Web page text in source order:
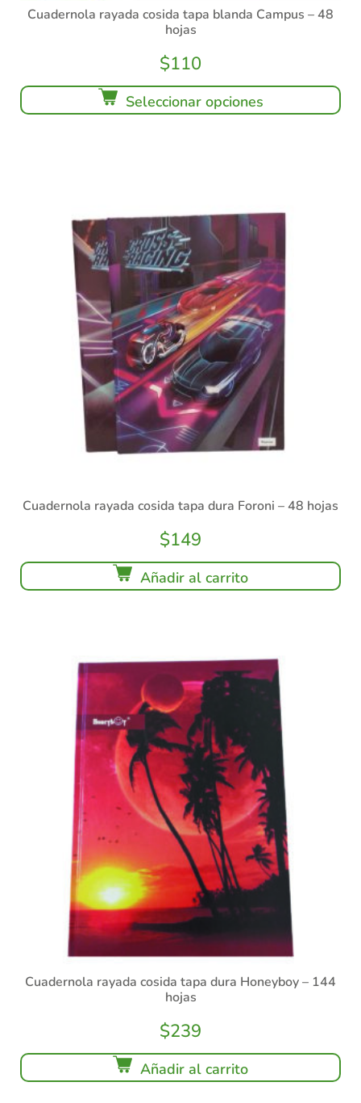
Cuadernola rayada cosida tapa blanda Campus – 48
hojas
$110
Seleccionar opciones
Cuadernola rayada cosida tapa dura Foroni – 48 hojas
$149
Añadir al carrito
Cuadernola rayada cosida tapa dura Honeyboy – 144
hojas
$239
Añadir al carrito